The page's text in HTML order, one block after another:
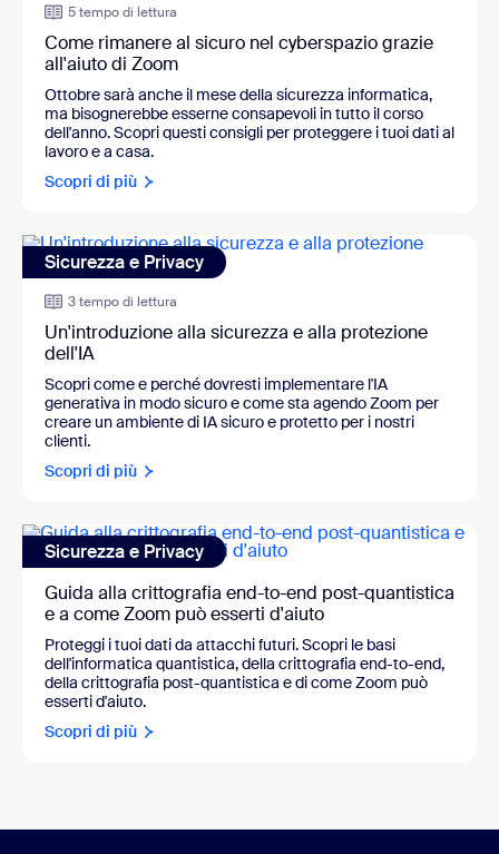
5 tempo di lettura
Come rimanere al sicuro nel cyberspazio grazie
all'aiuto di Zoom
Ottobre sarà anche il mese della sicurezza informatica,
ma bisognerebbe esserne consapevoli in tutto il corso
dell'anno. Scopri questi consigli per proteggere i tuoi dati al
lavoro e a casa.
Scopri di più
Sicurezza e Privacy
3 tempo di lettura
Un'introduzione alla sicurezza e alla protezione
dell'IA
Scopri come e perché dovresti implementare l'IA
generativa in modo sicuro e come sta agendo Zoom per
creare un ambiente di IA sicuro e protetto per i nostri
clienti.
Scopri di più
Sicurezza e Privacy
Guida alla crittografia end-to-end post-quantistica
e a come Zoom può esserti d'aiuto
Proteggi i tuoi dati da attacchi futuri. Scopri le basi
dell'informatica quantistica, della crittografia end-to-end,
della crittografia post-quantistica e di come Zoom può
esserti d'aiuto.
Scopri di più